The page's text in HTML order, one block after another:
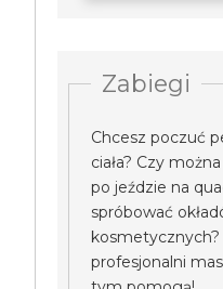
Zabiegi
Chcesz poczuć
ciała? Czy
po jeździe na
spróbować
profesjonalni